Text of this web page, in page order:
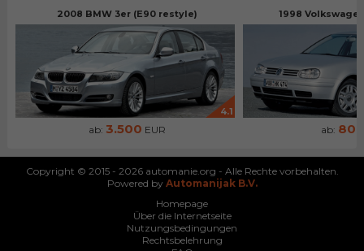
2008 BMW 3er (E90 restyle)
4.1
ab: 3.500 EUR
1998
ab: 800
Copyright © 2015 - 2026 automanie.org - Alle Rechte vorbehalten.
Powered by Automanijak B.V.
Homepage
Über die Internetseite
Nutzungsbedingungen
Rechtsbelehrung